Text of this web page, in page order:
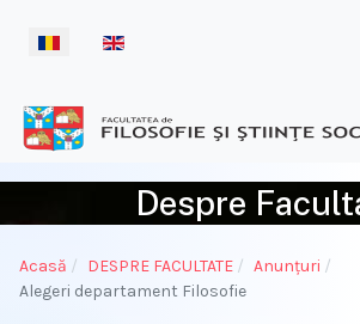
Selectați limba dvs
Despre
Acasă DESPRE FACULTATE
Anunțuri
Alegeri departament Filosofie